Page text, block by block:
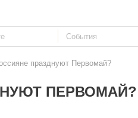
празднуют Первомай?
ПЕРВОМАЙ?